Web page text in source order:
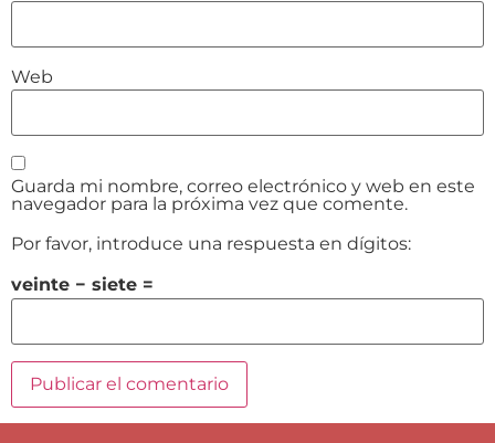
Web
Guarda mi nombre, correo electrónico y web en este
navegador para la próxima vez que comente.
Por favor, introduce una respuesta en dígitos:
veinte − siete =